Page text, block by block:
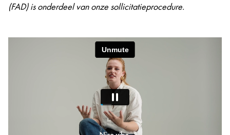
(FAD) is onderdeel van onze sollicitatieprocedure.